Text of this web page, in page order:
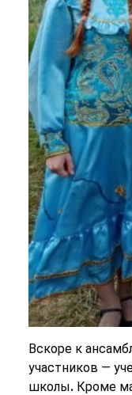
Вскоре к
участников —
школы. Кроме